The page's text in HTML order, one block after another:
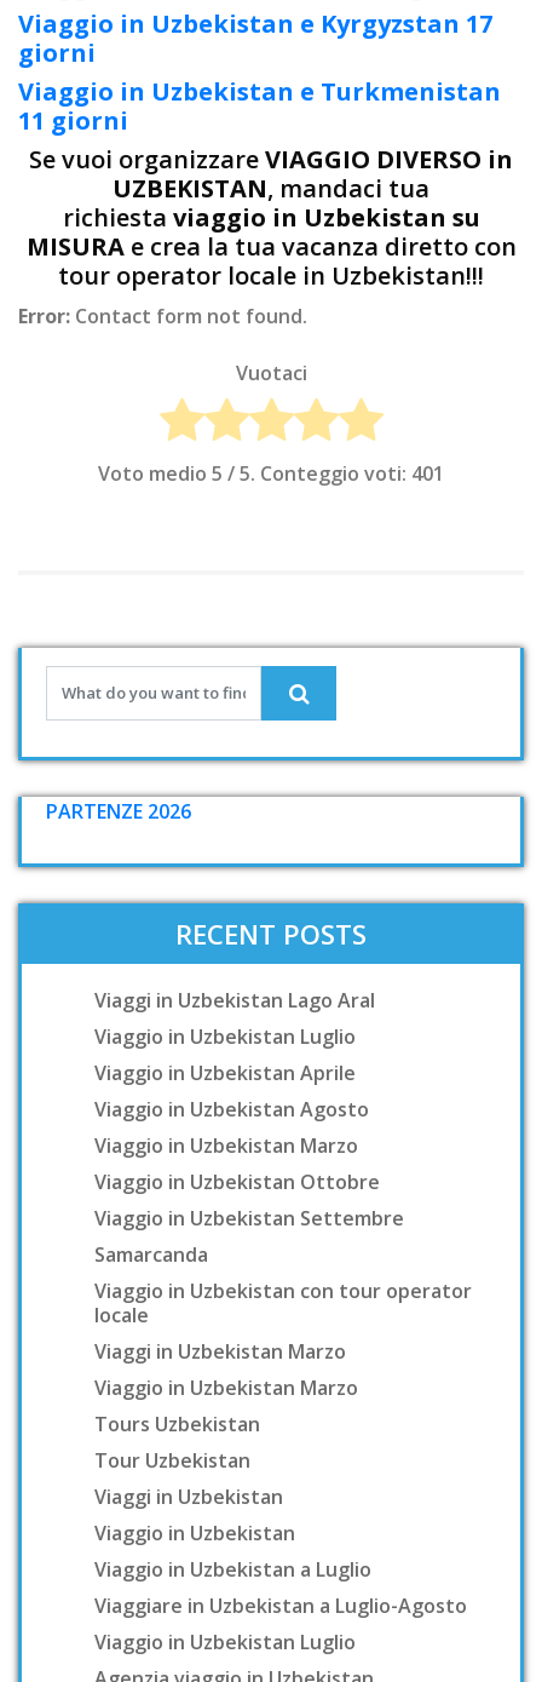
Viaggio in Uzbekistan e Kyrgyzstan 17
giorni
Viaggio in Uzbekistan e Turkmenistan
11 giorni
Se vuoi organizzareVIAGGIO DIVERSO in
UZBEKISTAN, mandaci tua
richiesta viaggio in Uzbekistan su
MISURA e crea la tua vacanza diretto con
tour operator locale in Uzbekistan!!!
Error: Contact form not found.
Vuotaci
Voto medio 5 / 5. Conteggio voti: 401
PARTENZE 2026
RECENT POSTS
Viaggi in Uzbekistan Lago Aral
Viaggio in Uzbekistan Luglio
Viaggio in Uzbekistan Aprile
Viaggio in Uzbekistan Agosto
Viaggio in Uzbekistan Marzo
Viaggio in Uzbekistan Ottobre
Viaggio in Uzbekistan Settembre
Samarcanda
Viaggio in Uzbekistan con tour operator
locale
Viaggi in Uzbekistan Marzo
Viaggio in Uzbekistan Marzo
Tours Uzbekistan
Tour Uzbekistan
Viaggi in Uzbekistan
Viaggio in Uzbekistan
Viaggio in Uzbekistan a Luglio
Viaggiare in Uzbekistan a Luglio-Agosto
Viaggio in Uzbekistan Luglio